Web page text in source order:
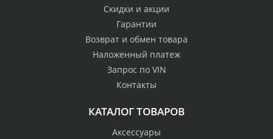
Скидки и акции
Гарантии
Возврат и обмен товара
Наложенный платеж
Запрос по VIN
Контакты
КАТАЛОГ ТОВАРОВ
Аксессуары